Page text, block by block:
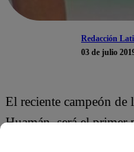
Redacción
03 de julio
El reciente campeón
Huamán, será el primer